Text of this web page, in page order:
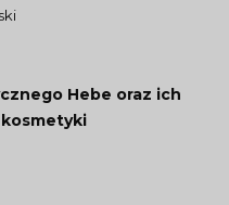
Hebe oraz ich